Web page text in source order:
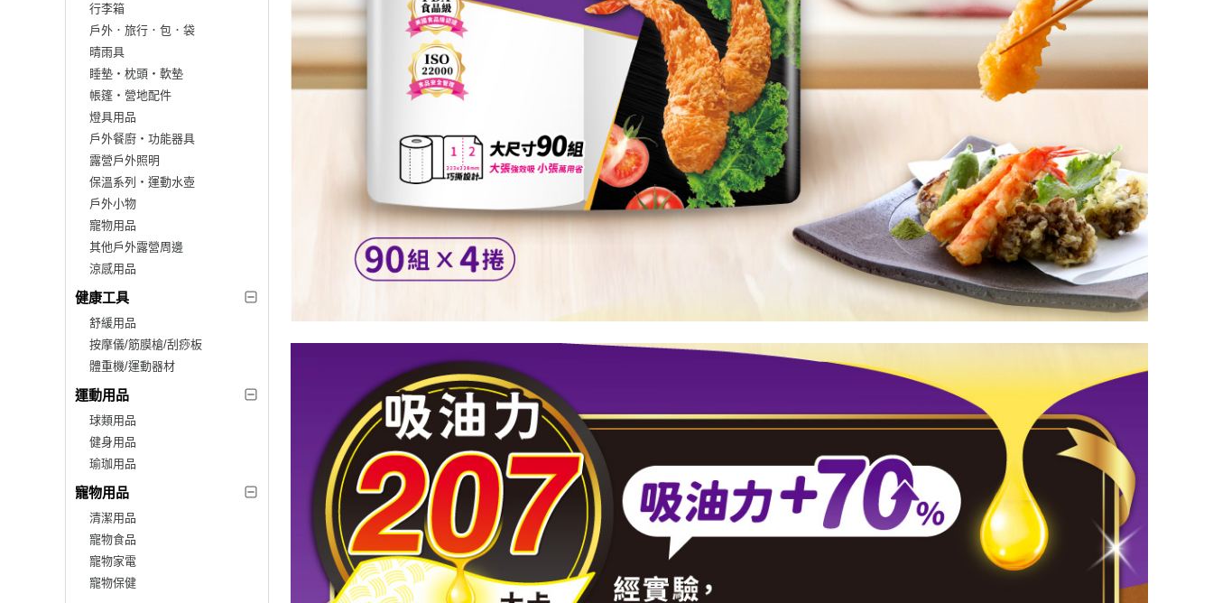
行李箱
戶外．旅行．包．袋
晴雨具
睡墊‧枕頭‧軟墊
帳篷‧營地配件
燈具用品
戶外餐廚‧功能器具
露營戶外照明
保溫系列‧運動水壺
戶外小物
寵物用品
其他戶外露營周邊
涼感用品
健康工具
舒緩用品
按摩儀/筋膜槍/刮痧板
體重機/運動器材
運動用品
球類用品
健身用品
瑜珈用品
寵物用品
清潔用品
寵物食品
寵物家電
寵物保健